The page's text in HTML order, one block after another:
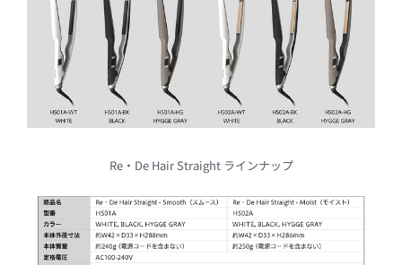
Re・De Hair Straight ラインナップ